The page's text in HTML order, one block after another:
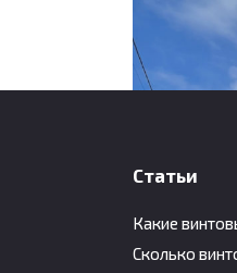
Статьи
Какие
Сколько